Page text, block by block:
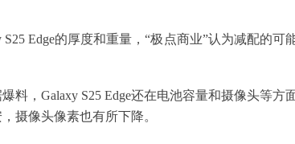
Edge的厚度和重量，“极点商业”认为减配的可
，Galaxy S25 Edge还在电池容量和摄像头等方
摄像头像素也有所下降。